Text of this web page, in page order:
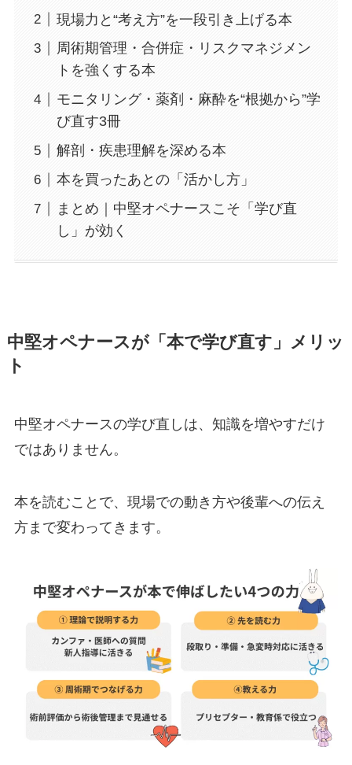
現場力と“考え方”を一段引き上げる本
周術期管理・合併症・リスクマネジメン
トを強くする本
モニタリング・薬剤・麻酔を“根拠から”学
び直す3冊
解剖・疾患理解を深める本
本を買ったあとの「活かし方」
まとめ｜中堅オペナースこそ「学び直
し」が効く
中堅オペナースが「本で学び直す」メリッ
ト
中堅オペナースの学び直しは、知識を増やすだけ
ではありません。
本を読むことで、現場での動き方や後輩への伝え
方まで変わってきます。